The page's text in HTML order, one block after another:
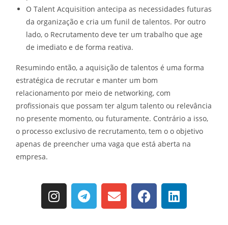
O Talent Acquisition antecipa as necessidades futuras
da organização e cria um funil de talentos. Por outro
lado, o Recrutamento deve ter um trabalho que age
de imediato e de forma reativa.
Resumindo então, a aquisição de talentos é uma forma
estratégica de recrutar e manter um bom
relacionamento por meio de networking, com
profissionais que possam ter algum talento ou relevância
no presente momento, ou futuramente. Contrário a isso,
o processo exclusivo de recrutamento, tem o o objetivo
apenas de preencher uma vaga que está aberta na
empresa.